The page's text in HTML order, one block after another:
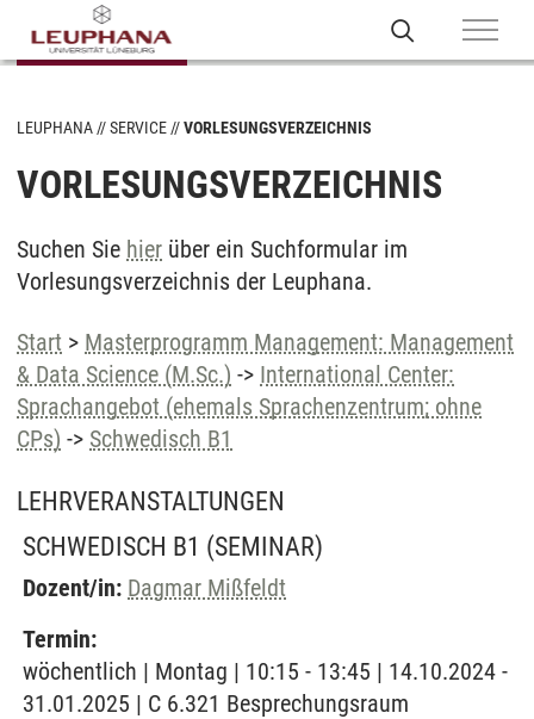
LEUPHANA SERVICE VORLESUNGSVERZEICHNIS
VORLESUNGSVERZEICHNIS
Suchen Sie hier über ein Suchformular im
Vorlesungsverzeichnis der Leuphana.
Start > Masterprogramm Management: Management
& Data Science (M.Sc.) -> International Center:
Sprachangebot (ehemals Sprachenzentrum; ohne
CPs) -> Schwedisch B1
LEHRVERANSTALTUNGEN
SCHWEDISCH B1 (SEMINAR)
Dozent/in: Dagmar Mißfeldt
Termin:
wöchentlich | Montag | 10:15 - 13:45 | 14.10.2024 -
31.01.2025 | C 6.321 Besprechungsraum